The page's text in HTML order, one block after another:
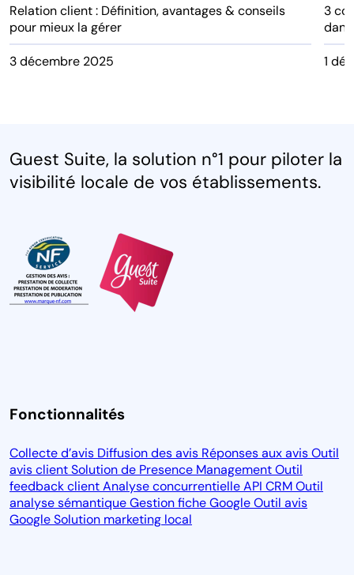
Relation client : Définition, avantages & conseils
pour mieux la gérer
3 décembre 2025
3
1
Guest Suite, la solution n°1 pour piloter la
visibilité locale de vos établissements.
Fonctionnalités
Collecte d’avis Diffusion des avis Réponses aux avisOutil
avis clientSolution de Presence ManagementOutil
feedback clientAnalyse concurrentielleAPI CRMOutil
analyse sémantiqueGestion fiche GoogleOutil avis
GoogleSolution marketing local